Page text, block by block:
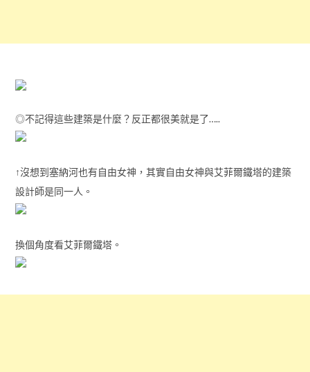
◎不記得這些建築是什麼？反正都很美就是了…..
↑沒想到塞納河也有自由女神，其實自由女神與艾菲爾鐵塔的建築
設計師是同一人。
換個角度看艾菲爾鐵塔。